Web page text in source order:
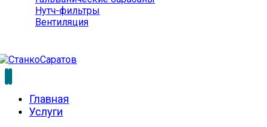
Нутч-фильтры
Вентиляция
Главная
Услуги